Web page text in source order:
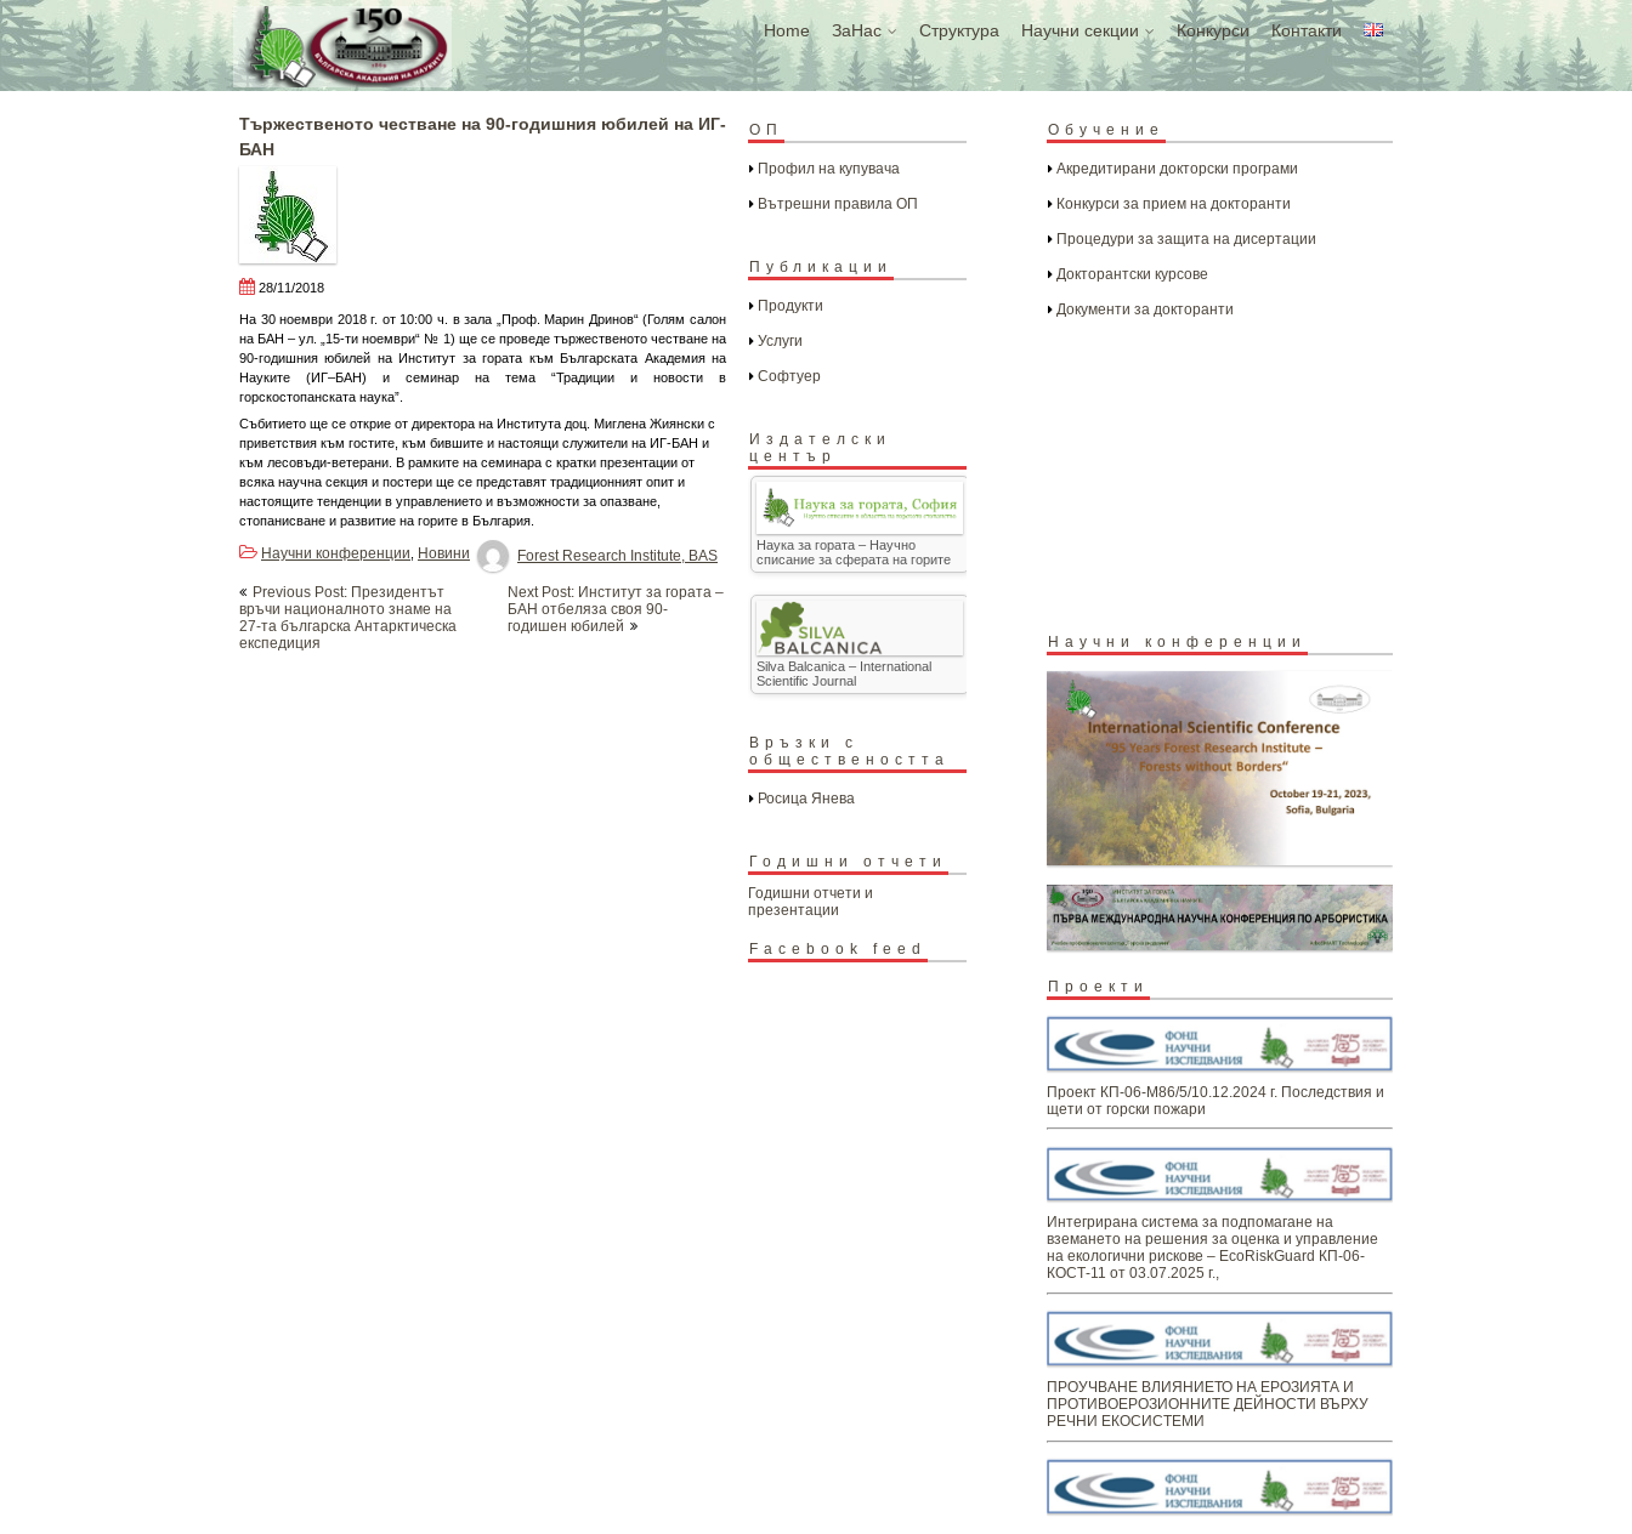
Skip
to
content
Home ЗаНас Структура Научни секции Конкурси Контакти
Tържественото честване на 90-годишния юбилей на ИГ-
БАН
28/11/2018
На 30 ноември 2018 г. от 10:00 ч. в зала „Проф. Марин Дринов“ (Голям салон
на БАН – ул. „15-ти ноември“ № 1) ще се проведе тържественото честване на
90-годишния юбилей на Институт за гората към Българската Академия на
Науките (ИГ–БАН) и семинар на тема “Традиции и новости в
горскостопанската наука”.
Събитието ще се открие от директора на Института доц. Миглена Жиянски с
приветствия към гостите, към бившите и настоящи служители на ИГ-БАН и
към лесовъди-ветерани. В рамките на семинара с кратки презентации от
всяка научна секция и постери ще се представят традиционният опит и
настоящите тенденции в управлението и възможности за опазване,
стопанисване и развитие на горите в България.
Forest Research Institute, BAS
Научни конференции
Новини
navigation
Previous Post: Президентът
връчи националното знаме на
27-та българска Антарктическа
експедиция
Next Post: Институт за гората –
БАН отбеляза своя 90-
годишен юбилей
ОП
Профил на купувача
Вътрешни правила ОП
Публикации
Продукти
Услуги
Софтуер
Издателски
център
Наука за гората – Научно
списание за сферата на горите
Silva Balcanica – International
Scientific Journal
Връзки с
обществеността
Росица Янева
Годишни отчети
Годишни отчети и
презентации
Facebook feed
Обучение
Акредитирани докторски програми
Конкурси за прием на докторанти
Процедури за защита на дисертации
Докторантски курсове
Документи за докторанти
Научни конференции
Проекти
Проект КП-06-М86/5/10.12.2024 г. Последствия и
щети от горски пожари
Интегрирана система за подпомагане на
вземането на решения за оценка и управление
на екологични рискове – EcoRiskGuard КП-06-
КОСТ-11 от 03.07.2025 г.,
ПРОУЧВАНЕ ВЛИЯНИЕТО НА ЕРОЗИЯТА И
ПРОТИВОЕРОЗИОННИТЕ ДЕЙНОСТИ ВЪРХУ
РЕЧНИ ЕКОСИСТЕМИ